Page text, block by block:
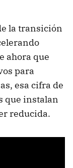
la transición
ahora que
para
esa cifra de
que instalan
reducida.